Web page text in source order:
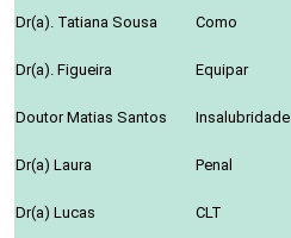
Dr(a). Tatiana Sousa
Como
Dr(a). Figueira
Equipar
Doutor Matias Santos
Insalubridade
Dr(a) Laura
Penal
Dr(a) Lucas
CLT